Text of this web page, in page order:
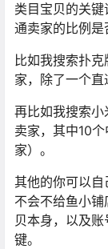
类目宝贝的关
通卖家的比例是
比如我搜索扑
家，除了一个直
再比如我搜索
卖家，其中10
家）。
其他的你可以
不会不给鱼小
贝本身，以及
键。